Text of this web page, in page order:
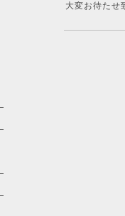
大変お待たせ